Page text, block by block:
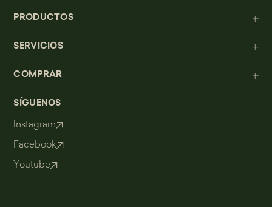
PRODUCTOS
SERVICIOS
COMPRAR
SÍGUENOS
Instagram
Facebook
Youtube